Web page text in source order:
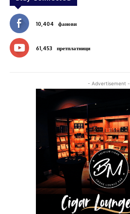
10,404 фанови
61,453 претплатници
- Advertisement -